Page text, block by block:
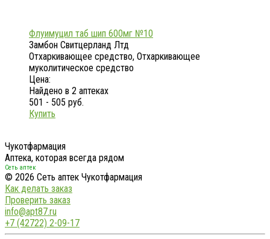
Флуимуцил таб шип 600мг №10
Замбон Свитцерланд Лтд
Отхаркивающее средство, Отхаркивающее
муколитическое средство
Цена:
Найдено в 2 аптеках
501 - 505 руб.
Купить
Чукотфармация
Аптека, которая всегда рядом
Сеть аптек
© 2026 Сеть аптек Чукотфармация
Как делать заказ
Проверить заказ
info@apt87.ru
+7 (42722) 2-09-17